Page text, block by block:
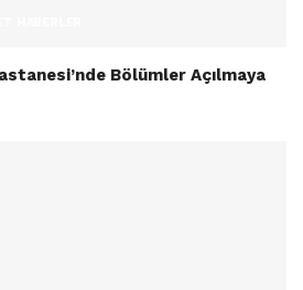
HABERLER
Bölümler Açılmaya